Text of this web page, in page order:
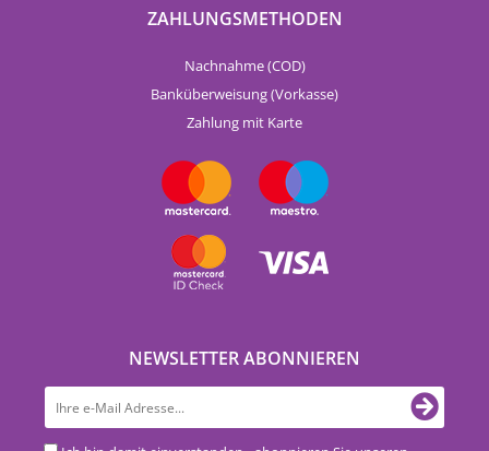
ZAHLUNGSMETHODEN
Nachnahme (COD)
Banküberweisung (Vorkasse)
Zahlung mit Karte
NEWSLETTER ABONNIEREN